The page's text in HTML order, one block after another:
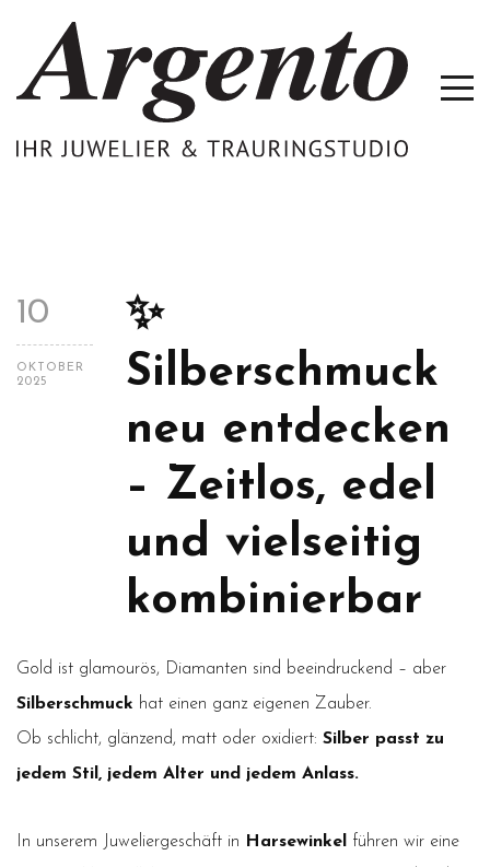
10
OKTOBER
2025
✨
Silberschmuck
neu entdecken
– Zeitlos, edel
und vielseitig
kombinierbar
Gold ist glamourös, Diamanten sind beeindruckend – aber
Silberschmuck hat einen ganz eigenen Zauber.
Ob schlicht, glänzend, matt oder oxidiert: Silber passt zu
jedem Stil, jedem Alter und jedem Anlass.
In unserem Juweliergeschäft in Harsewinkel
führen wir eine